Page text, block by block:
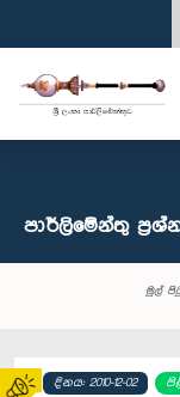
පාර්ලි‌මේන්තු‌
මුල්
දිනය: 2010-12-02